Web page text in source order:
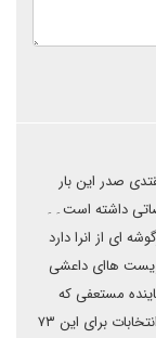
صدر این بار
داشته است۔۔
ای از انرا دارد
هاای داعشی
و دولت عراق بایستی تکلیف این ۷۳نماینده مستعفی که
استعفای انها مقبول شده است را روشن کند۔احتمال انتخابات برای این ۷۳